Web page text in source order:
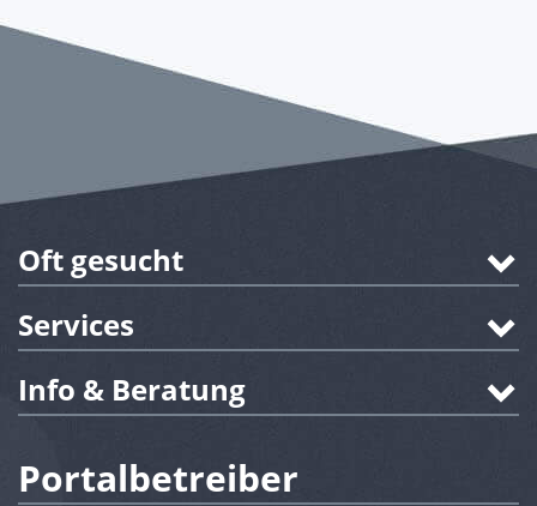
Oft gesucht
Services
Info & Beratung
Portalbetreiber